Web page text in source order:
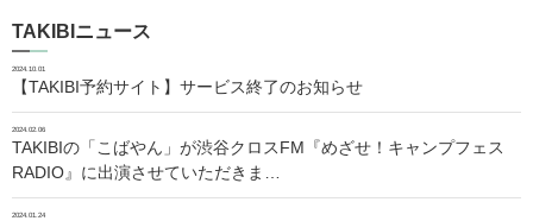
TAKIBIニュース
2024.10.01
【TAKIBI予約サイト】サービス終了のお知らせ
2024.02.06
TAKIBIの「こばやん」が渋谷クロスFM『めざせ！キャンプフェス
RADIO』に出演させていただきま…
2024.01.24